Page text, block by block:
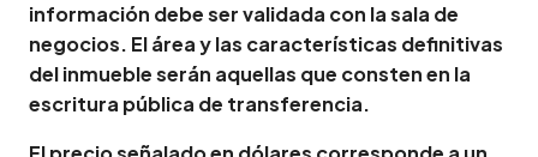
información debe ser validada con la sala de
negocios. El área y las características definitivas
del inmueble serán aquellas que consten en la
escritura pública de transferencia.